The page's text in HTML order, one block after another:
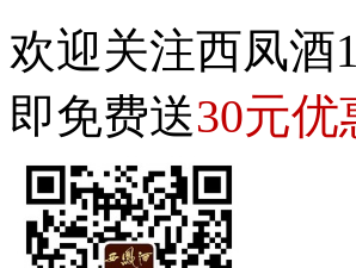
欢迎关注西凤酒
即免费送30元优